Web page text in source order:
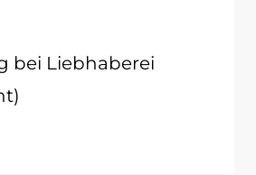
bei Liebhaberei